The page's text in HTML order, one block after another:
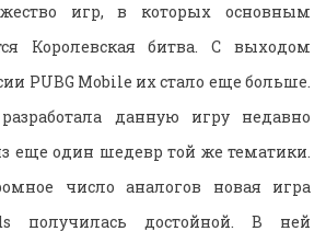
игр, в которых основным
Королевская битва. С выходом
PUBG Mobile их стало еще больше.
данную игру недавно
еще один шедевр той же тематики.
число аналогов новая игра
получилась достойной. В ней